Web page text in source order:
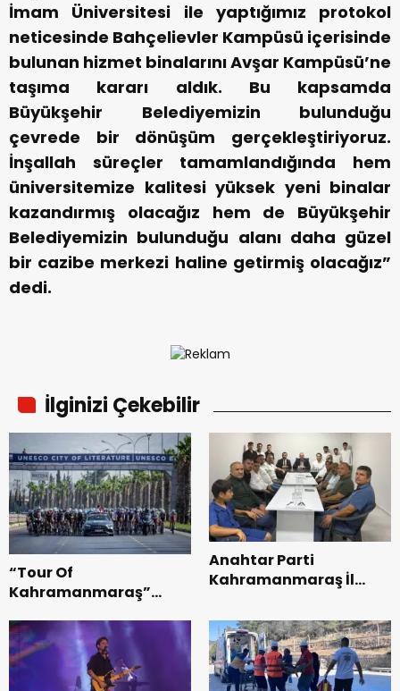
İmam Üniversitesi ile yaptığımız protokol
neticesinde Bahçelievler Kampüsü içerisinde
bulunan hizmet binalarını Avşar Kampüsü’ne
taşıma kararı aldık. Bu kapsamda
Büyükşehir Belediyemizin bulunduğu
çevrede bir dönüşüm gerçekleştiriyoruz.
İnşallah süreçler tamamlandığında hem
üniversitemize kalitesi yüksek yeni binalar
kazandırmış olacağız hem de Büyükşehir
Belediyemizin bulunduğu alanı daha güzel
bir cazibe merkezi haline getirmiş olacağız”
dedi.
İlginizi Çekebilir
“Tour Of
Kahramanmaraş”
Bisikleti Turnuvası
Tamamlandı.
Anahtar Parti
Kahramanmaraş İl
Teşkilatı ile buluştu.